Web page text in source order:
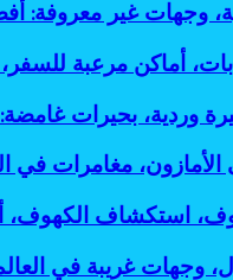
وجهات غير معروفة:
أماكن مرعبة
وردية، بحيرات
مغامرات في
استكشاف الكهوف،
وجهات غريبة في